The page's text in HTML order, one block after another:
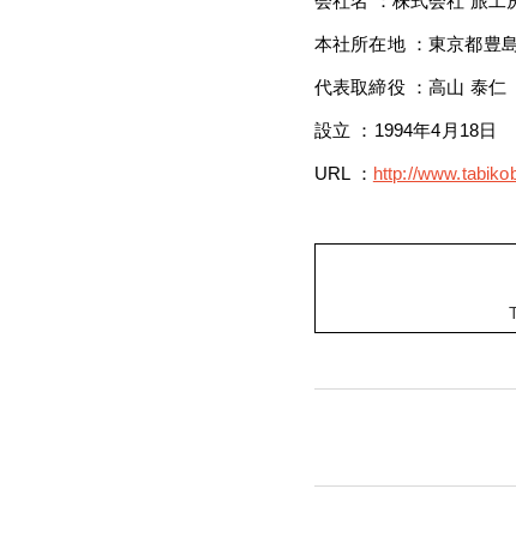
本社所在地 ：東京都豊
代表取締役 ：高山 泰仁
設立 ：1994年4月18日
URL ： http://